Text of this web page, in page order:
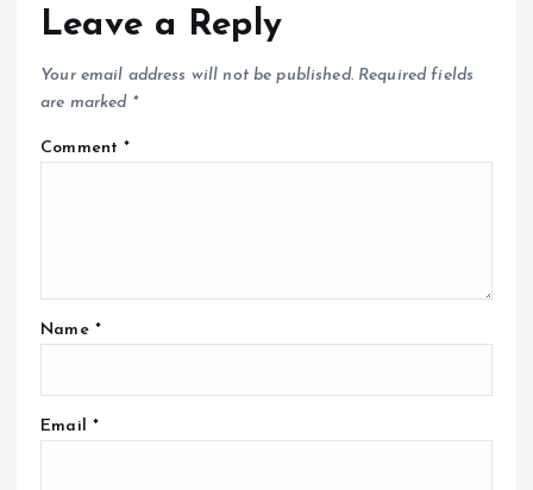
Leave a Reply
Your email address will not be published. Required fields
are marked *
Comment*
Name *
Email *